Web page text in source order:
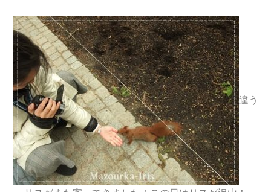
違う